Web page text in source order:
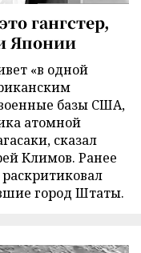
гангстер,
Японии
«в одной
базы США,
атомной
сказал
Климов. Ранее
город Штаты.